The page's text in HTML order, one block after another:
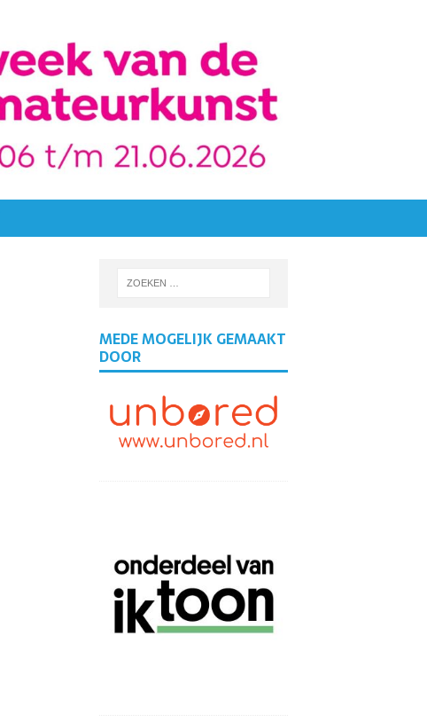
MEDE MOGELIJK GEMAAKT
DOOR